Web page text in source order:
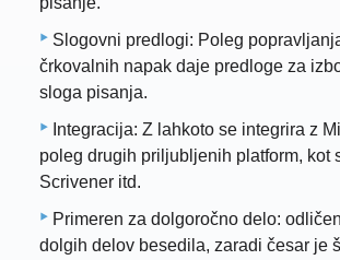
Slogovni predlogi: Poleg
črkovalnih napak daje predloge za
sloga pisanja.
Integracija: Z lahkoto se integrira z
poleg drugih priljubljenih platform, kot
Scrivener itd.
Primeren za dolgoročno delo:
dolgih delov besedila, zaradi česar je